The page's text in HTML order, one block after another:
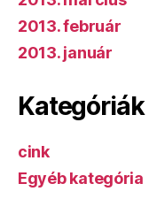
2013. február
2013. január
Kategóriák
cink
Egyéb kategória